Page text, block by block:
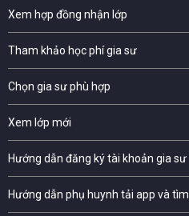
Xem hợp đồng nhận lớp
Tham khảo học phí gia sư
Chọn gia sư phù hợp
Xem lớp mới
Hướng dẫn đăng ký tài khoản gia sư
Hướng dẫn phụ huynh tải app và